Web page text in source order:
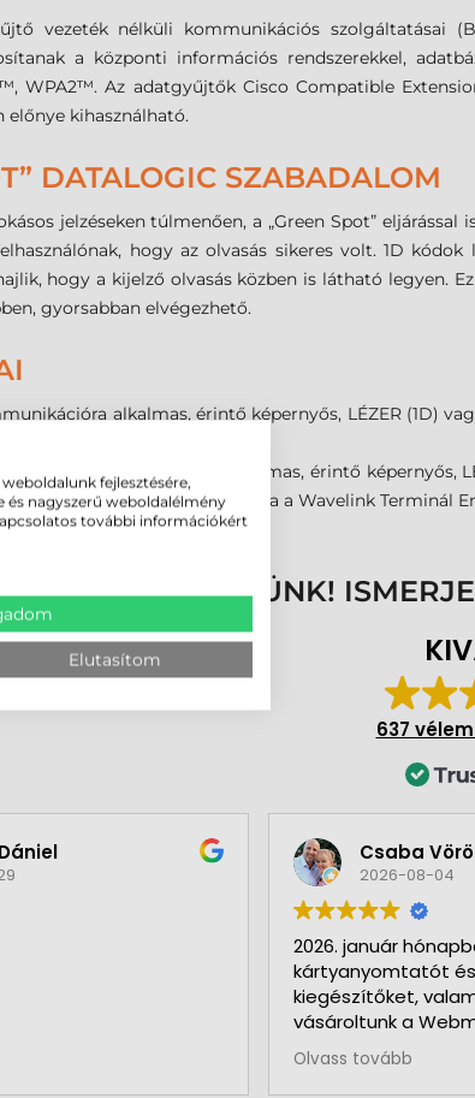
vezeték nélküli kommunikációs szolgáltatásai
a központi információs rendszerekkel,
WPA2™. Az adatgyűjtők Cisco Compatible
kihasználható.
DATALOGIC SZABADALOM
jelzéseken túlmenően, a „Green Spot”
hogy az olvasás sikeres volt. 1D
hogy a kijelző olvasás közben is látható legyen.
gyorsabban elvégezhető.
alkalmas, érintő képernyős, LÉZER (1D)
HandHeld rendszerrel
kommunikációra alkalmas, érintő képernyős,
(gun: alapból tartalmazza a Wavelink Terminál
BENNÜNK!
637
Csaba
2026-08-04
2026. január
kártyanyomtatót
kiegészítőket,
vásároltunk a
beszerzés
az igényeink szerinti
Olvass tovább
fejlesztésére,
nagyszerű weboldalélmény
további információkért
Elutasítom